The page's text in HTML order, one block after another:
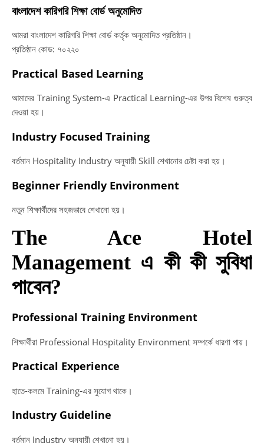
বাংলাদেশ কারিগরি শিক্ষা বোর্ড অনুমোদিত
আমরা বাংলাদেশ কারিগরি শিক্ষা বোর্ড কর্তৃক অনুমোদিত প্রতিষ্ঠান।
প্রতিষ্ঠান কোড: ৭০২২০
Practical Based Learning
আমাদের Training System-এ Practical Learning-এর উপর বিশেষ গুরুত্ব
দেওয়া হয়।
Industry Focused Training
বর্তমান Hospitality Industry অনুযায়ী Skill শেখানোর চেষ্টা করা হয়।
Beginner Friendly Environment
নতুন শিক্ষার্থীদের সহজভাবে শেখানো হয়।
The Ace Hotel
Management এ কী কী সুবিধা
পাবেন?
Professional Training Environment
শিক্ষার্থীরা Professional Hospitality Environment সম্পর্কে ধারণা পায়।
Practical Experience
হাতে-কলমে Training-এর সুযোগ থাকে।
Industry Guideline
বর্তমান Industry অনুযায়ী শেখানো হয়।